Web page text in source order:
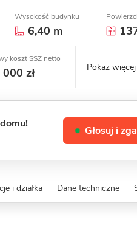
Wysokość budynku
6,40 m
koszt SSZ netto
zł Pokaż
Głosuj i
i działka Dane techniczne